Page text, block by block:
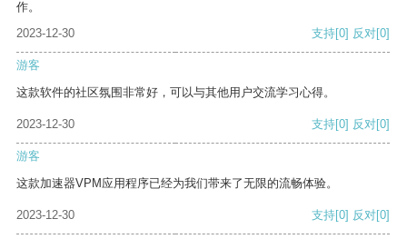
作。
2023-12-30
支持[0] 反对[0]
游客
这款软件的社区氛围非常好，可以与其他用户交流学习心得。
2023-12-30 支持[0] 反对[0]
游客
这款加速器VPM应用程序已经为我们带来了无限的流畅体验。
2023-12-30 支持[0] 反对[0]